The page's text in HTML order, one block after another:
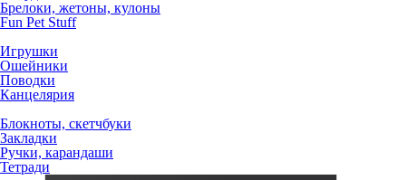
Брелоки, жетоны, кулоны
Fun Pet Stuff
Игрушки
Ошейники
Поводки
Канцелярия
Блокноты, скетчбуки
Закладки
Ручки, карандаши
Тетради